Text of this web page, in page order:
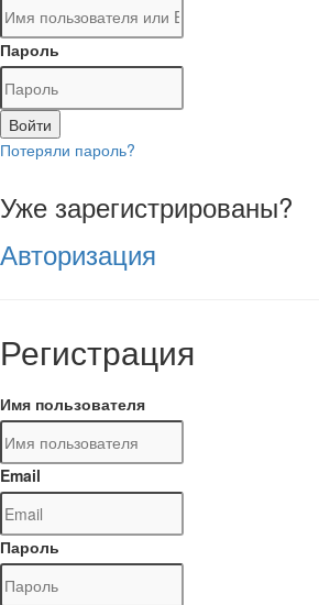
Пароль
Войти
Потеряли пароль?
Уже зарегистрированы?
Авторизация
Регистрация
Имя пользователя
Email
Пароль